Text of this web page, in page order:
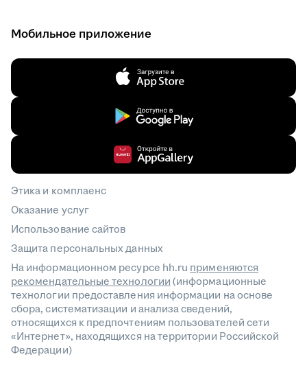
Мобильное приложение
Этика и комплаенс
Оказание услуг
Использование сайтов
Защита персональных данных
На информационном ресурсе hh.ru применяются
рекомендательные технологии(информационные
технологии предоставления информации на основе
сбора, систематизации и анализа сведений,
относящихся к предпочтениям пользователей сети
«Интернет», находящихся на территории Российской
Федерации)